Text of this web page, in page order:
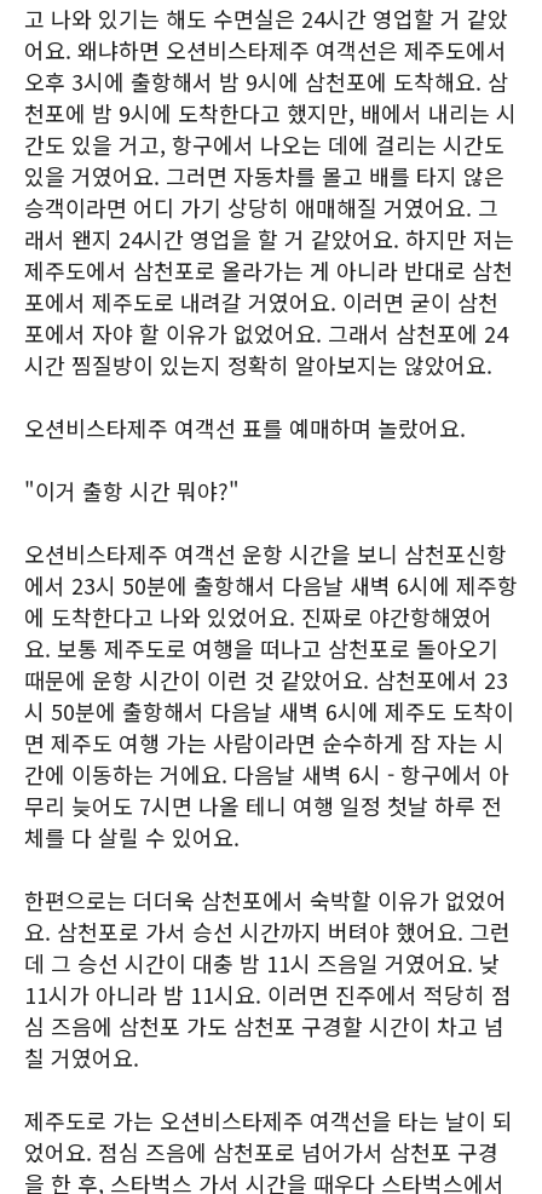
고 나와 있기는 해도 수면실은 24시간 영업할 거 같았
어요. 왜냐하면 오션비스타제주 여객선은 제주도에서
오후 3시에 출항해서 밤 9시에 삼천포에 도착해요. 삼
천포에 밤 9시에 도착한다고 했지만, 배에서 내리는 시
간도 있을 거고, 항구에서 나오는 데에 걸리는 시간도
있을 거였어요. 그러면 자동차를 몰고 배를 타지 않은
승객이라면 어디 가기 상당히 애매해질 거였어요. 그
래서 왠지 24시간 영업을 할 거 같았어요. 하지만 저는
제주도에서 삼천포로 올라가는 게 아니라 반대로 삼천
포에서 제주도로 내려갈 거였어요. 이러면 굳이 삼천
포에서 자야 할 이유가 없었어요. 그래서 삼천포에 24
시간 찜질방이 있는지 정확히 알아보지는 않았어요.
오션비스타제주 여객선 표를 예매하며 놀랐어요.
"이거 출항 시간 뭐야?"
오션비스타제주 여객선 운항 시간을 보니 삼천포신항
에서 23시 50분에 출항해서 다음날 새벽 6시에 제주항
에 도착한다고 나와 있었어요. 진짜로 야간항해였어
요. 보통 제주도로 여행을 떠나고 삼천포로 돌아오기
때문에 운항 시간이 이런 것 같았어요. 삼천포에서 23
시 50분에 출항해서 다음날 새벽 6시에 제주도 도착이
면 제주도 여행 가는 사람이라면 순수하게 잠 자는 시
간에 이동하는 거에요. 다음날 새벽 6시 - 항구에서 아
무리 늦어도 7시면 나올 테니 여행 일정 첫날 하루 전
체를 다 살릴 수 있어요.
한편으로는 더더욱 삼천포에서 숙박할 이유가 없었어
요. 삼천포로 가서 승선 시간까지 버텨야 했어요. 그런
데 그 승선 시간이 대충 밤 11시 즈음일 거였어요. 낮
11시가 아니라 밤 11시요. 이러면 진주에서 적당히 점
심 즈음에 삼천포 가도 삼천포 구경할 시간이 차고 넘
칠 거였어요.
제주도로 가는 오션비스타제주 여객선을 타는 날이 되
었어요. 점심 즈음에 삼천포로 넘어가서 삼천포 구경
을 한 후, 스타벅스 가서 시간을 때우다 스타벅스에서